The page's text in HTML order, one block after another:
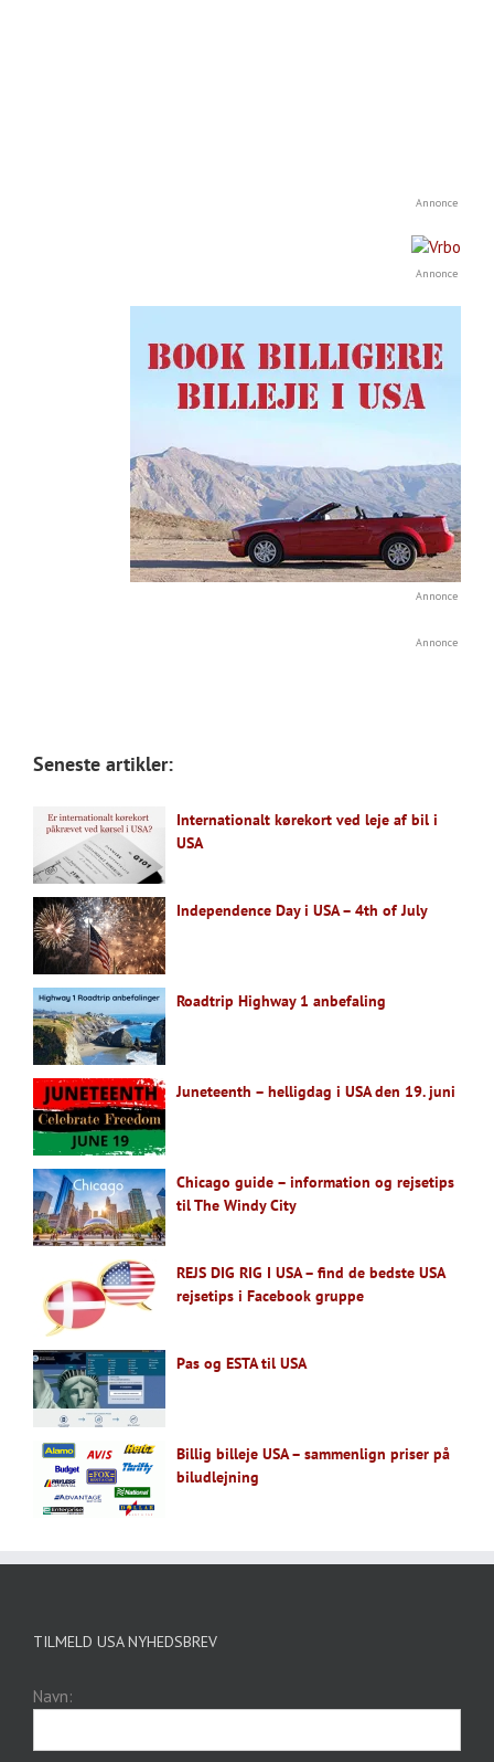
Annonce
Annonce
Annonce
Annonce
Seneste artikler:
Internationalt kørekort ved leje af bil i
USA
Independence Day i USA – 4th of July
Roadtrip Highway 1 anbefaling
Juneteenth – helligdag i USA den 19. juni
Chicago guide – information og rejsetips
til The Windy City
REJS DIG RIG I USA – find de bedste USA
rejsetips i Facebook gruppe
Pas og ESTA til USA
Billig billeje USA – sammenlign priser på
biludlejning
TILMELD USA NYHEDSBREV
Navn: